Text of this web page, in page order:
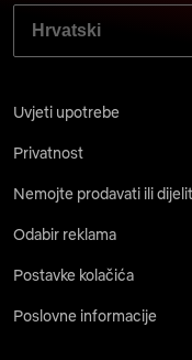
ODABERI ŽELJENI
Uvjeti upotrebe
Privatnost
Nemojte prodavati ili
Odabir reklama
Postavke kolačića
Poslovne informacije